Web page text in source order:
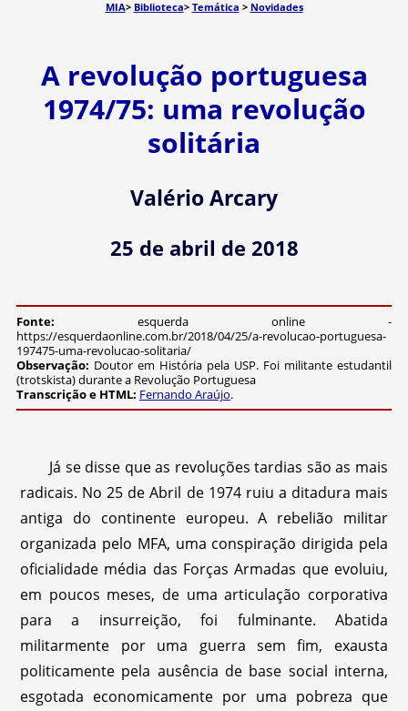
MIA> Biblioteca> Temática > Novidades
A revolução portuguesa
1974/75: uma revolução
solitária
Valério Arcary
25 de abril de 2018
Fonte: esquerda online -
https://esquerdaonline.com.br/2018/04/25/a-revolucao-portuguesa-
197475-uma-revolucao-solitaria/
Observação: Doutor em História pela USP. Foi militante estudantil
(trotskista) durante a Revolução Portuguesa
Transcrição e HTML: Fernando Araújo.
Já se disse que as revoluções tardias são as mais
radicais. No 25 de Abril de 1974 ruiu a ditadura mais
antiga do continente europeu. A rebelião militar
organizada pelo MFA, uma conspiração dirigida pela
oficialidade média das Forças Armadas que evoluiu,
em poucos meses, de uma articulação corporativa
para a insurreição, foi fulminante. Abatida
militarmente por uma guerra sem fim, exausta
politicamente pela ausência de base social interna,
esgotada economicamente por uma pobreza que